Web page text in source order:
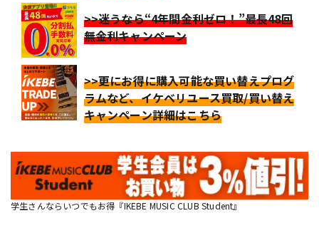
>>迷うなら“4年間金利ゼロ！”最長48回
無金利キャンペーン
>>更にお得に購入可能な買い替えプログ
ラムなど、イケベリユース買取/買い替え
キャンペーン詳細はこちら
学生さんならいつでもお得『IKEBE MUSIC CLUB Student』